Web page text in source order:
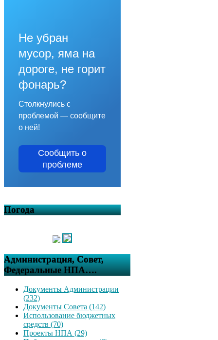
Не убран
мусор, яма на
дороге, не горит
фонарь?
Столкнулись с
проблемой — сообщите
о ней!
Сообщить о
проблеме
Погода
Администрация, Совет,
Федеральные НПА….
Документы Администрации
(232)
Документы Совета (142)
Использование бюджетных
средств (70)
Проекты НПА (29)